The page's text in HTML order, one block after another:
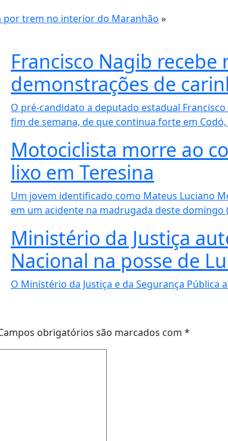
por trem no interior do Maranhão »
Francisco Nagib recebe
demonstrações de
O pré-candidato a deputado estadual
fim de semana, de que continua forte em Codó,
Motociclista morre ao
lixo em Teresina
Um jovem identificado como Mateus Luciano
em um acidente na madrugada deste domingo
Ministério da Justiça
Nacional na posse de
O Ministério da Justiça e da Segurança Pública
obrigatórios são marcados com *